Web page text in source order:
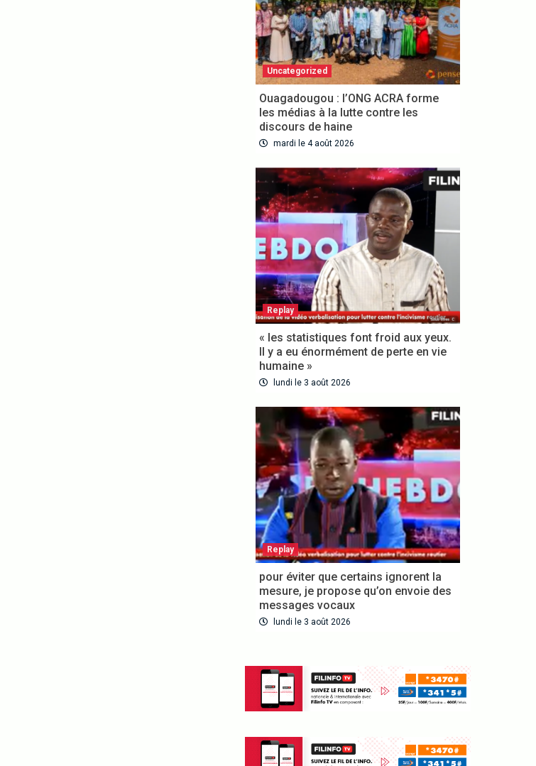
Uncategorized
Ouagadougou : l’ONG ACRA forme
les médias à la lutte contre les
discours de haine
mardi le 4 août 2026
Replay
« les statistiques font froid aux yeux.
Il y a eu énormément de perte en vie
humaine »
lundi le 3 août 2026
Replay
pour éviter que certains ignorent la
mesure, je propose qu’on envoie des
messages vocaux
lundi le 3 août 2026
VOUS ABONNER